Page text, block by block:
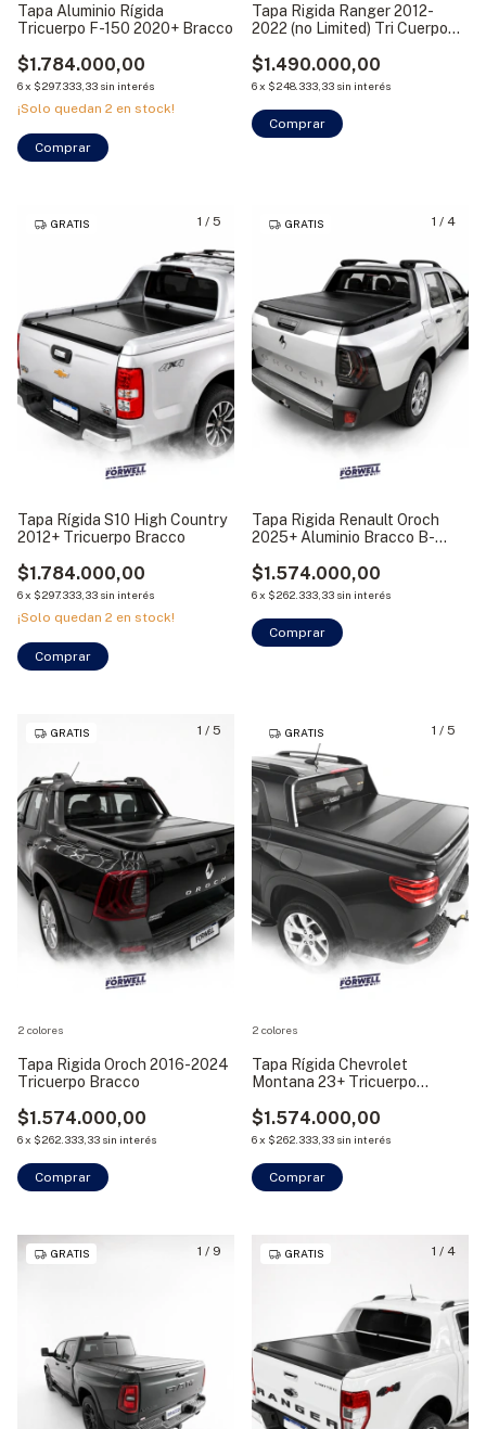
Tapa Aluminio Rígida
Tricuerpo F-150 2020+ Bracco
$1.784.000,00
6x $297.333,33 sin interés
¡Solo quedan 2 en stock!
Comprar
Tapa Rigida Ranger 2012-
2022 (no Limited) Tri Cuerpo
$1.490.000,00
6x $248.333,33 sin interés
Comprar
1 / 5
GRATIS
Tapa Rígida S10 High Country
2012+ Tricuerpo Bracco
$1.784.000,00
6x $297.333,33 sin interés
¡Solo quedan 2 en stock!
Comprar
1 / 4
GRATIS
Tapa Rigida Renault Oroch
2025+ Aluminio Bracco B-
$1.574.000,00
6x $262.333,33 sin interés
Comprar
1 / 5
GRATIS
Tapa Rigida Oroch 2016-2024
Tricuerpo Bracco
$1.574.000,00
6x $262.333,33 sin interés
2 colores
Comprar
1 / 5
GRATIS
Tapa Rígida Chevrolet
Montana 23+ Tricuerpo
$1.574.000,00
6x $262.333,33 sin interés
2 colores
Comprar
1 / 9
GRATIS 1 / 4
GRATIS